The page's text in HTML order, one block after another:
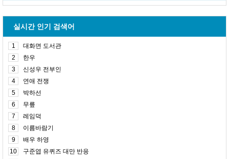
실시간 인기 검색어
1
대화면 도서관
2
한우
3
신성우 전부인
4
연애 전쟁
5
박하선
6
무릎
7
레임덕
8
이름바람기
9
배우 하영
10
구준엽 유퀴즈 대만 반응